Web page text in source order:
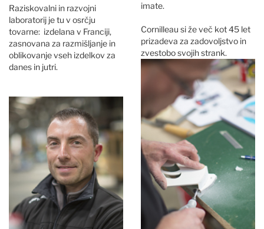
Raziskovalni in razvojni
laboratorij je tu v osrčju
tovarne: izdelana v Franciji,
zasnovana za razmišljanje in
oblikovanje vseh izdelkov za
danes in jutri.
imate.
Cornilleau si že več kot 45 let
prizadeva za zadovoljstvo in
zvestobo svojih strank.